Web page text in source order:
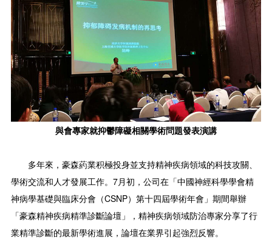
與會專家就抑鬱障礙相關學術問題發表演講
多年來，豪森葯業积極投身並支持精神疾病領域的科技攻關、
學術交流和人才發展工作。7月初，公司在「中國神經科學學會精
神病學基礎與臨床分會（CSNP）第十四屆學術年會」期間舉辦
「豪森精神疾病精準診斷論壇」，精神疾病領域防治專家分享了行
業精準診斷的最新學術進展，論壇在業界引起強烈反響。